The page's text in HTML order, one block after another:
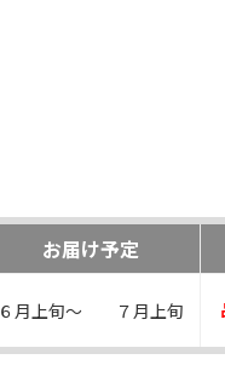
お届け予定
６月上旬～ ７月上旬